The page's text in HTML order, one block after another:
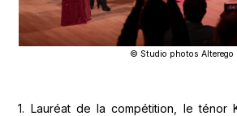
© Studio photos Alterego
1. Lauréat de la compétition, le ténor